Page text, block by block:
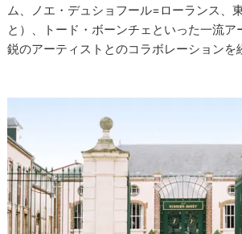
ム、ノエ・デュショフール=ローランス、
と）、トード・ボーンチェといった一流ア
鋭のアーティストとのコラボレーションを